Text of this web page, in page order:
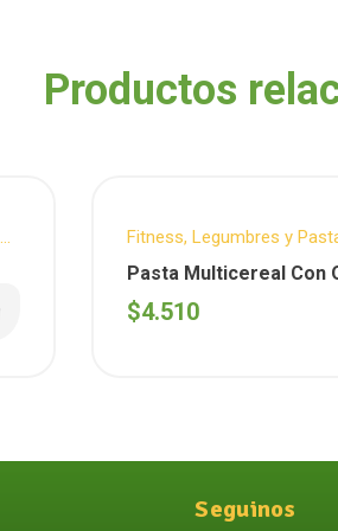
Productos
Fitness, Legumbres y
WAKAS,Pastas,Sin
Pasta Multicereal Con
300G ( Wakas )
$4.510
Seguinos